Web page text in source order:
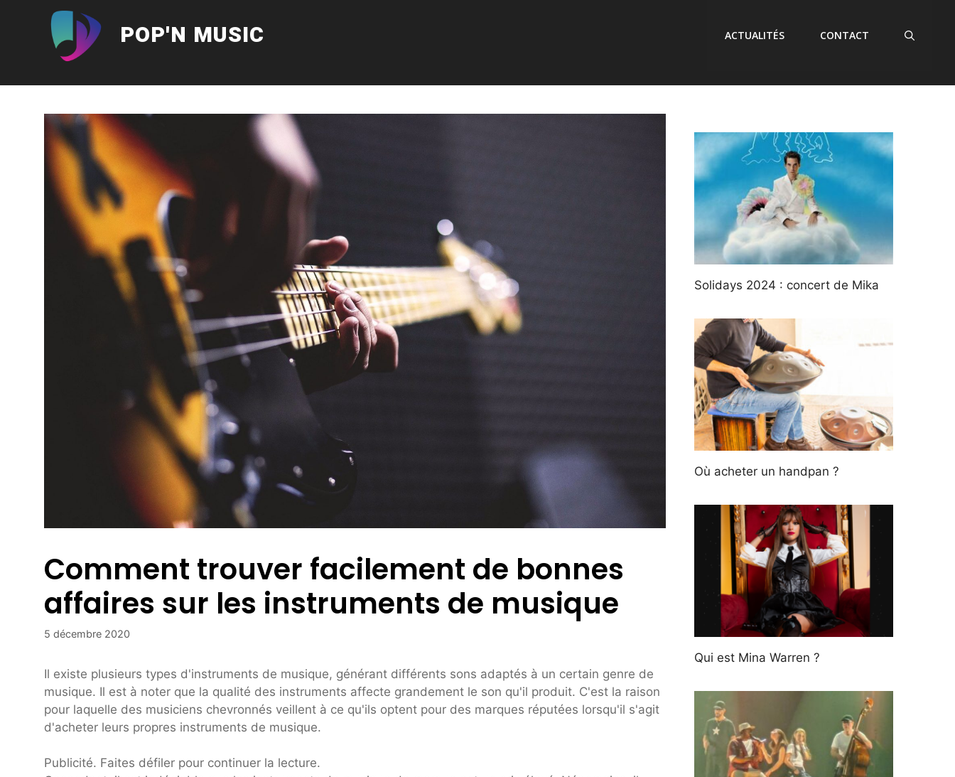
POP'N MUSIC ACTUALITÉS CONTACT
Comment trouver facilement de bonnes
affaires sur les instruments de musique
5 décembre 2020
Il existe plusieurs types d'instruments de musique, générant différents sons adaptés à un certain genre de
musique. Il est à noter que la qualité des instruments affecte grandement le son qu'il produit. C'est la raison
pour laquelle des musiciens chevronnés veillent à ce qu'ils optent pour des marques réputées lorsqu'il s'agit
d'acheter leurs propres instruments de musique.
Publicité. Faites défiler pour continuer la lecture.
Solidays 2024 : concert de Mika
Où acheter un handpan ?
Qui est Mina Warren ?